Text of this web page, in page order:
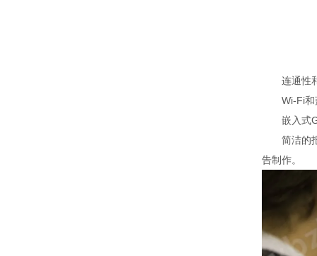
连通性和
Wi-Fi和蓝
嵌入式
简洁的报
告制作。